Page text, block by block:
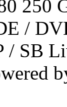
250
/
SB